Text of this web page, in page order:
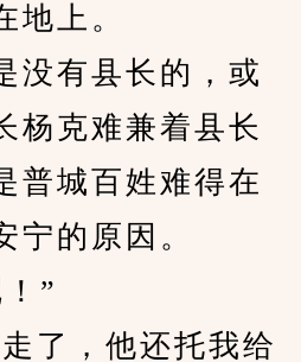
地上。
有县长的，或
杨克难兼着县长
普城百姓难得在
宁的原因。
”
，他还托我给